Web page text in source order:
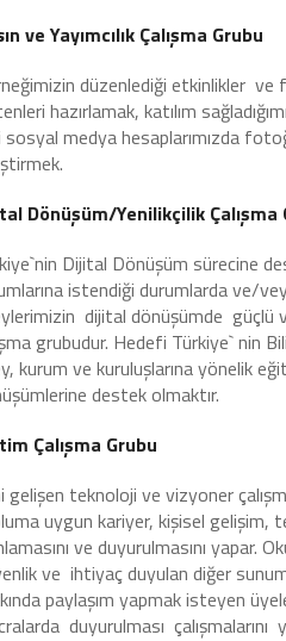
ve Yayımcılık Çalışma Grubu
düzenlediği etkinlikler ve
hazırlamak, katılım
sosyal medya hesaplarımızda
Dönüşüm/Yenilikçilik Çalışma
Dijital Dönüşüm sürecine
istendiği durumlarda ve/
dijital dönüşümde güçlü
grubudur. Hedefi Türkiye` nin
kurum ve kuruluşlarına yönelik
destek olmaktır.
Çalışma Grubu
gelişen teknoloji ve vizyoner
uygun kariyer, kişisel gelişim,
ve duyurulmasını
ve ihtiyaç duyulan diğer
paylaşım yapmak isteyen
duyurulması çalışmalarını